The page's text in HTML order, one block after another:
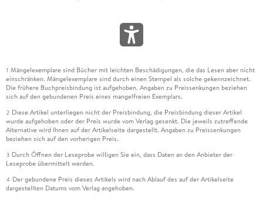
1 Mängelexemplare sind Bücher mit leichten Beschädigungen, die das Lesen aber nicht
einschränken. Mängelexemplare sind durch einen Stempel als solche gekennzeichnet.
Die frühere Buchpreisbindung ist aufgehoben. Angaben zu Preissenkungen beziehen
sich auf den gebundenen Preis eines mangelfreien Exemplars.
2 Diese Artikel unterliegen nicht der Preisbindung, die Preisbindung dieser Artikel
wurde aufgehoben oder der Preis wurde vom Verlag gesenkt. Die jeweils zutreffende
Alternative wird Ihnen auf der Artikelseite dargestellt. Angaben zu Preissenkungen
beziehen sich auf den vorherigen Preis.
3 Durch Öffnen der Leseprobe willigen Sie ein, dass Daten an den Anbieter der
Leseprobe übermittelt werden.
4 Der gebundene Preis dieses Artikels wird nach Ablauf des auf der Artikelseite
dargestellten Datums vom Verlag angehoben.